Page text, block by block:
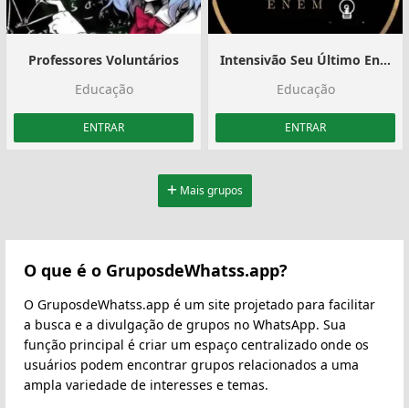
Professores Voluntários
Educação
ENTRAR
Intensivão Seu Último Enem
Educação
ENTRAR
Mais grupos
O que é o GruposdeWhatss.app?
O GruposdeWhatss.app é um site projetado para facilitar
a busca e a divulgação de grupos no WhatsApp. Sua
função principal é criar um espaço centralizado onde os
usuários podem encontrar grupos relacionados a uma
ampla variedade de interesses e temas.